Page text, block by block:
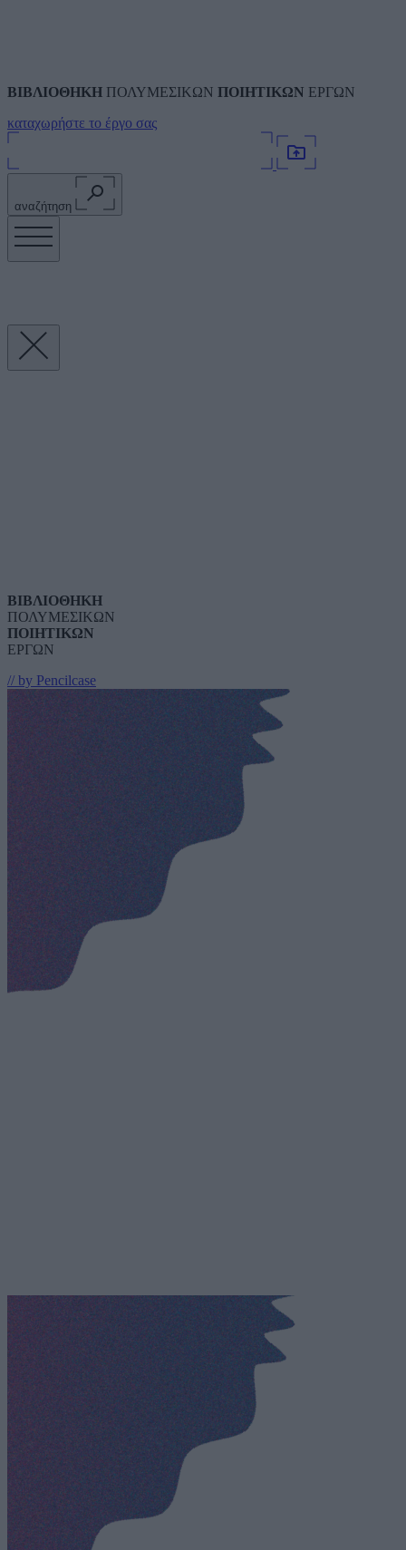
ΒΙΒΛΙΟΘΗΚΗ ΠΟΛΥΜΕΣΙΚΩΝ ΠΟΙΗΤΙΚΩΝ ΕΡΓΩΝ
καταχωρήστε το έργο σας
αναζήτηση
ΒΙΒΛΙΟΘΗΚΗ
ΠΟΛΥΜΕΣΙΚΩΝ
ΠΟΙΗΤΙΚΩΝ
ΕΡΓΩΝ
// by Pencilcase